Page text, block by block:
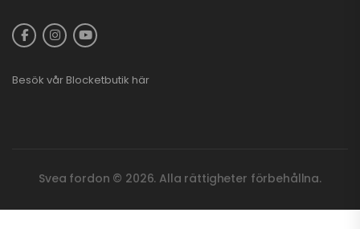
Besök vår Blocketbutik här
Svea fordon © 2026. Alla rättigheter förbehållna.